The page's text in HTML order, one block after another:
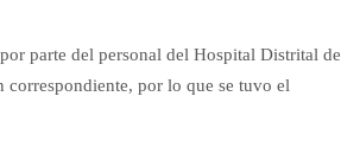
parte del personal del Hospital Distrital de
por lo que se tuvo el